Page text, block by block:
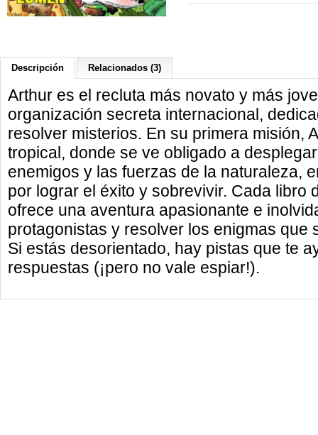
Descripción Relacionados (3)
Arthur es el recluta más novato y más
organización secreta internacional,
resolver misterios. En su primera misión,
tropical, donde se ve obligado a
enemigos y las fuerzas de la naturaleza,
por lograr el éxito y sobrevivir. Cada libro
ofrece una aventura apasionante e
protagonistas y resolver los enigmas que
Si estás desorientado, hay pistas que te
respuestas (¡pero no vale espiar!).